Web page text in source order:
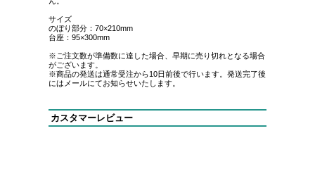
サイズ
のぼり部分：70×210mm
台座：95×300mm
※ご注文数が準備数に達した場合、早期に売り切れとなる場合
がございます。
※商品の発送は通常受注から10日前後で行います。発送完了後
にはメールにてお知らせいたします。
カスタマーレビュー